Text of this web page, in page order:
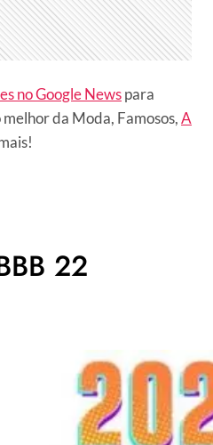
no Google Newspara
da Moda, Famosos,A
22